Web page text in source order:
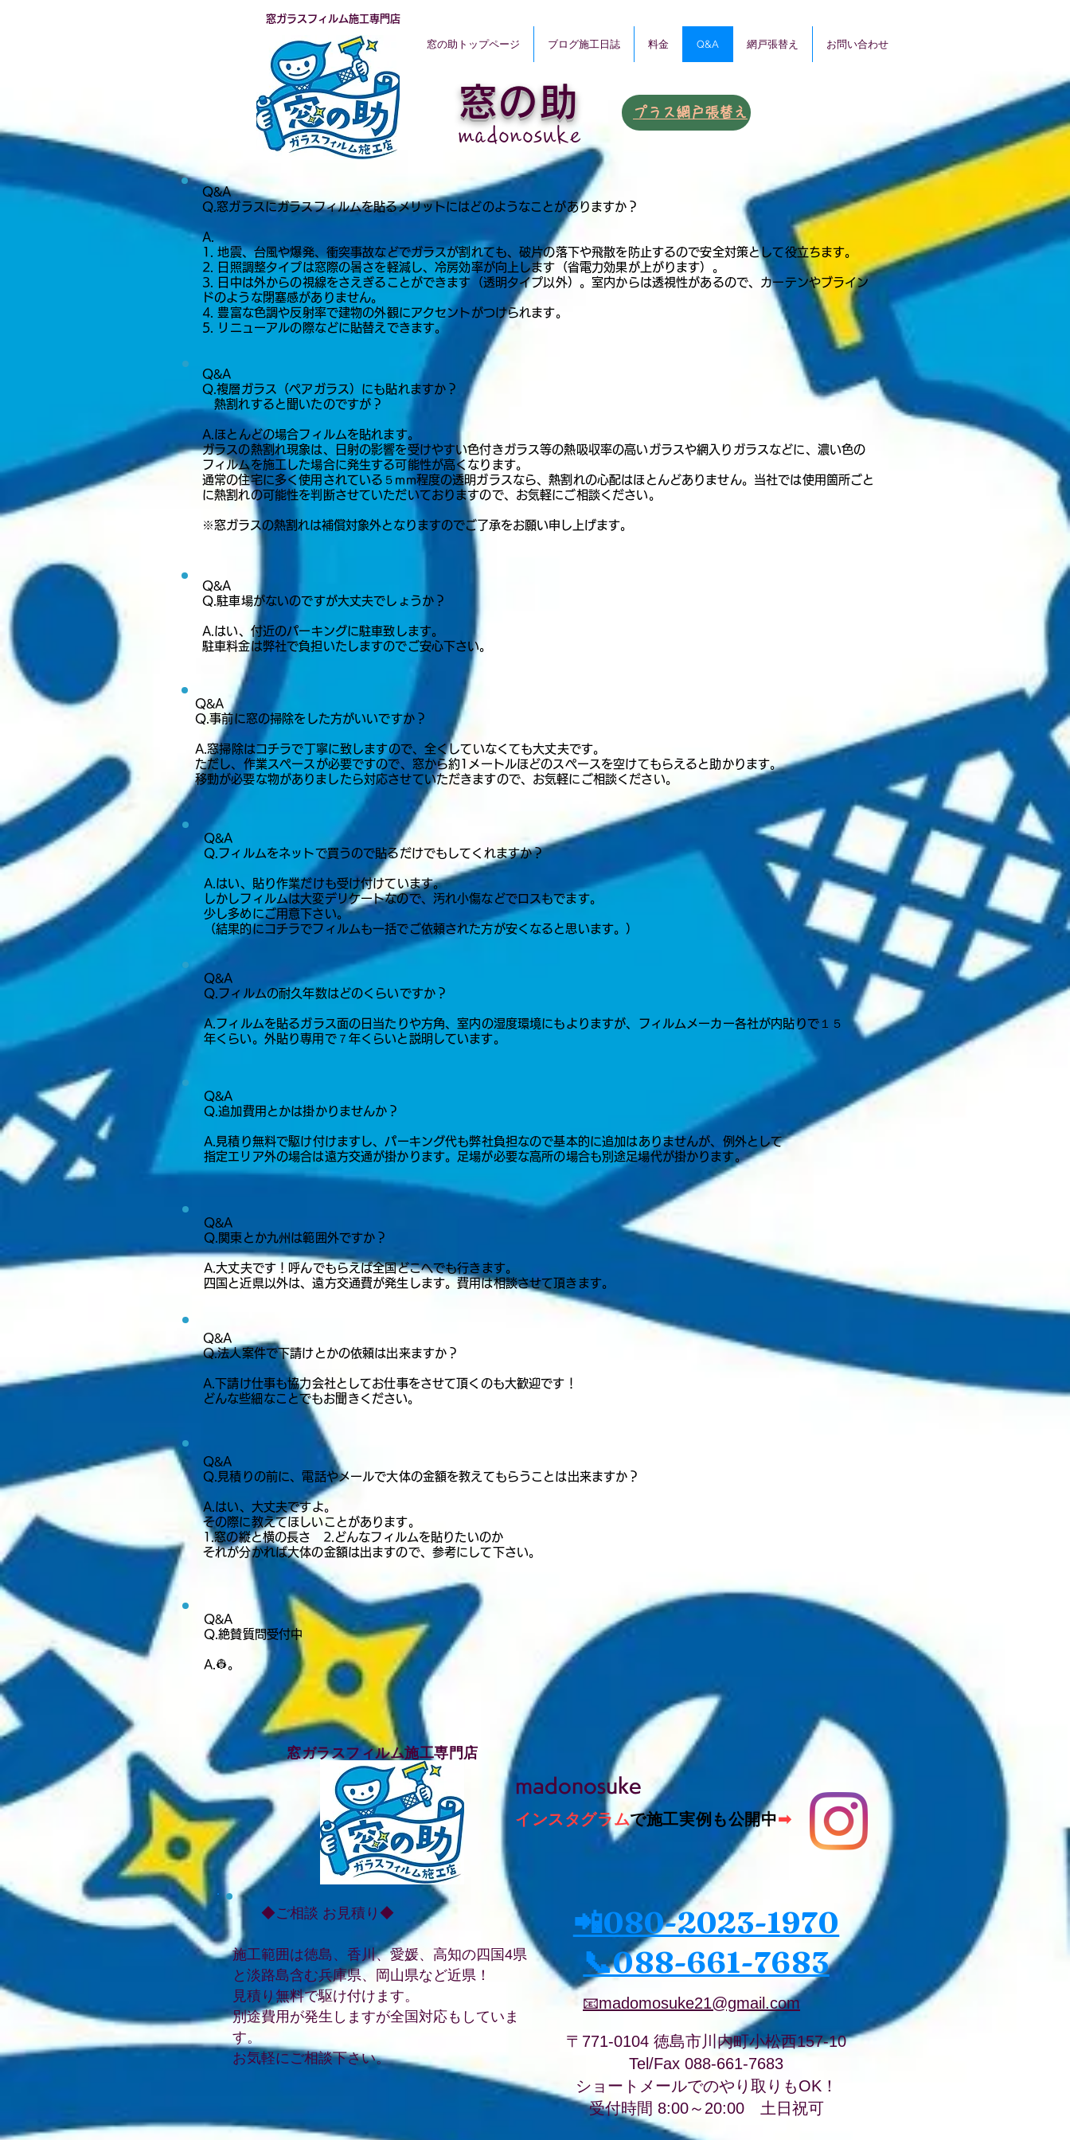
​窓ガラスフィルム施工専門店
窓の助トップページ ブログ施工日誌 料金 Q&A 網戸張替え お問い合わせ
窓の助
​madonosuke
​プラス網戸張替え
Q&A​​​​
​Q.窓ガラスにガラスフィルムを貼るメリットにはどのようなことがありますか？
A.
1. 地震、台風や爆発、衝突事故などでガラスが割れても、破片の落下や飛散を防止するので安全対策として役立ちます。
2. 日照調整タイプは窓際の暑さを軽減し、冷房効率が向上します（省電力効果が上がります）。
3. 日中は外からの視線をさえぎることができます（透明タイプ以外）。室内からは透視性があるので、カーテンやブライン
ドのような閉塞感がありません。
4. 豊富な色調や反射率で建物の外観にアクセントがつけられます。
5. リニューアルの際などに貼替えできます。
Q&A
​​Q.複層ガラス（ペアガラス）にも貼れますか？
熱割れすると聞いたのですが？​
A.ほとんどの場合フィルムを貼れます。
ガラスの熱割れ現象は、日射の影響を受けやすい色付きガラス等の熱吸収率の高いガラスや網入りガラスなどに、濃い色の
フィルムを施工した場合に発生する可能性が高くなります。
通常の住宅に多く使用されている５mm程度の透明ガラスなら、熱割れの心配はほとんどありません。当社では使用箇所ごと
に熱割れの可能性を判断させていただいておりますので、お気軽にご相談ください。​​​​
​※窓ガラスの熱割れは補償対象外となりますのでご了承をお願い申し上げます。
Q&A​​​​
​​Q.駐車場がないのですが大丈夫でしょうか？
A.はい、付近のパーキングに駐車致します。
駐車料金は弊社で負担いたしますのでご安心下さい。​​
Q&A​​​​
​Q.事前に窓の掃除をした方がいいですか？
A.窓掃除はコチラで丁寧に致しますので、全くしていなくても大丈夫です。
ただし、作業スペースが必要ですので、窓から約1メートルほどのスペースを空けてもらえると助かります。
​移動が必要な物がありましたら対応させていただきますので、お気軽にご相談ください。
Q&A​​​​
​Q.フィルムをネットで買うので貼るだけでもしてくれますか？
A.はい、貼り作業だけも受け付けています。​
しかしフィルムは大変デリケートなので、汚れ小傷などでロスもでます。
少し多めにご用意下さい。
（結果的にコチラでフィルムも一括でご依頼された方が安くなると思います。）
Q&A​​​​
​Q.フィルムの耐久年数はどのくらいですか？
A.フィルムを貼るガラス面の日当たりや方角、室内の湿度環境にもよりますが、フィルムメーカー各社が内貼りで１５
年くらい。外貼り専用で７年くらいと説明しています。​
Q&A​​​​
​Q.追加費用とかは掛かりませんか？
A.見積り無料で駆け付けますし、パーキング代も弊社負担なので基本的に追加はありませんが、例外として
指定エリア外の場合は遠方交通が掛かります。
​足場が必要な高所の場合も別途足場代が掛かります。
Q&A​​​​
​Q.関東とか九州は範囲外ですか？
A.大丈夫です！呼んでもらえば全国どこへでも行きます。
四国と近県以外は、遠方交通費が発生します。費用は相談させて頂きます。
Q&A​​​​
​Q.法人案件で下請けとかの依頼は出来ますか？
A.下請け仕事も協力会社としてお仕事をさせて頂くのも大歓迎です！
​どんな些細なことでもお聞きください。
Q&A​​​​
​Q.見積りの前に、電話やメールで大体の金額を教えてもらうことは出来ますか？
A.はい、大丈夫ですよ。
その際に教えてほしいことがあります。
1.窓の縦と横の長さ 2.どんなフィルムを貼りたいのか
それが分かれば大体の金額は出ますので、参考にして下さい。
Q&A​​​​
​Q.絶賛質問受付中
A.👷。
​窓ガラスフィルム施工専門店
madonosuke
インスタグラムで施工実例も公開中➡
◆ご相談 お見積り◆
施工範囲は徳島、香川、愛媛、高知の四国4県
と淡路島含む兵庫県、岡山県など近県！
見積り無料で駆け付けます。
別途費用が発生しますが全国対応もしていま
す。
お気軽にご相談下さい。
📲080-2023-1970
📞088-661-7683
📧madomosuke21@gmail.com
〒771-0104 徳島市川内町小松西157-10
Tel/Fax 088-661-7683
ショートメールでのやり取りもOK！
受付時間 8:00～20:00 土日祝可